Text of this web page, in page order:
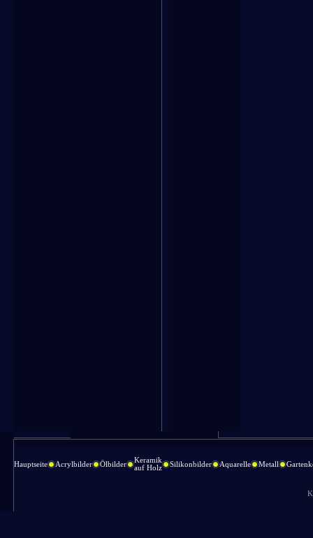
Hauptseite Acrylbilder Ölbilder
Keramik
auf Holz
Silikonbilder Aquarelle Metall